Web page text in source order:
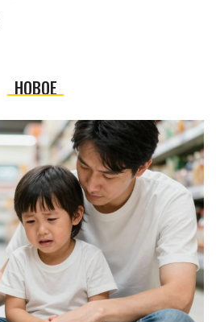
НОВОЕ